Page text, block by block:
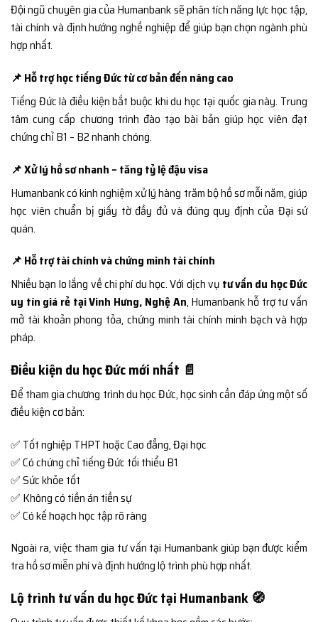
Đội ngũ chuyên gia của Humanbank sẽ phân tích năng lực học tập,
tài chính và định hướng nghề nghiệp để giúp bạn chọn ngành phù
hợp nhất.
📌 Hỗ trợ học tiếng Đức từ cơ bản đến nâng cao
Tiếng Đức là điều kiện bắt buộc khi du học tại quốc gia này. Trung
tâm cung cấp chương trình đào tạo bài bản giúp học viên đạt
chứng chỉ B1 – B2 nhanh chóng.
📌 Xử lý hồ sơ nhanh – tăng tỷ lệ đậu visa
Humanbank có kinh nghiệm xử lý hàng trăm bộ hồ sơ mỗi năm, giúp
học viên chuẩn bị giấy tờ đầy đủ và đúng quy định của Đại sứ
quán.
📌 Hỗ trợ tài chính và chứng minh tài chính
Nhiều bạn lo lắng về chi phí du học. Với dịch vụ tư vấn du học Đức
uy tín giá rẻ tại Vinh Hưng, Nghệ An, Humanbank hỗ trợ tư vấn
mở tài khoản phong tỏa, chứng minh tài chính minh bạch và hợp
pháp.
Điều kiện du học Đức mới nhất 📄
Để tham gia chương trình du học Đức, học sinh cần đáp ứng một số
điều kiện cơ bản:
✅ Tốt nghiệp THPT hoặc Cao đẳng, Đại học
✅ Có chứng chỉ tiếng Đức tối thiểu B1
✅ Sức khỏe tốt
✅ Không có tiền án tiền sự
✅ Có kế hoạch học tập rõ ràng
Ngoài ra, việc tham gia tư vấn tại Humanbank giúp bạn được kiểm
tra hồ sơ miễn phí và định hướng lộ trình phù hợp nhất.
Lộ trình tư vấn du học Đức tại Humanbank 🧭